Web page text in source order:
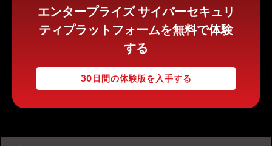
エンタープライズ サイバーセキュリ
ティプラットフォームを無料で体験
する
30日間の体験版を入手する